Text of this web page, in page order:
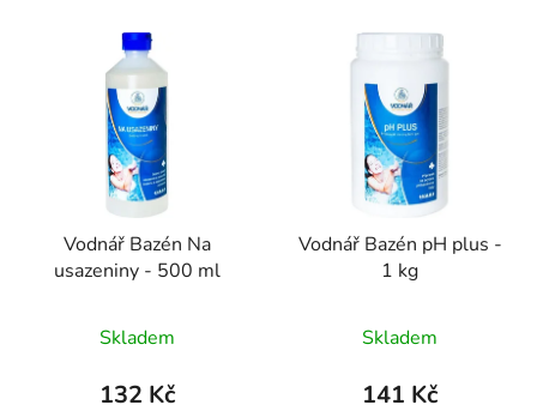
Vodnář Bazén Na
usazeniny - 500 ml
Skladem
132 Kč
Vodnář Bazén pH plus -
1 kg
Skladem
141 Kč